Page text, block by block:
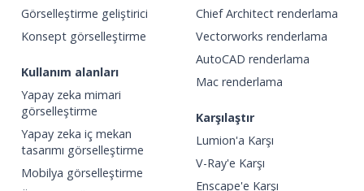
Görselleştirme geliştirici
Konsept görselleştirme
Kullanım alanları
Yapay zeka mimari
görselleştirme
Yapay zeka iç mekan
tasarımı görselleştirme
Mobilya görselleştirme
Chief Architect renderlama
Vectorworks renderlama
AutoCAD renderlama
Mac renderlama
Karşılaştır
Lumion'a Karşı
V-Ray'e Karşı
Enscape'e Karşı